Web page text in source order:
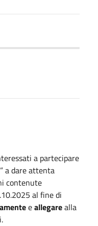
a partecipare
a dare attenta
contenute
al fine di
eallegarealla